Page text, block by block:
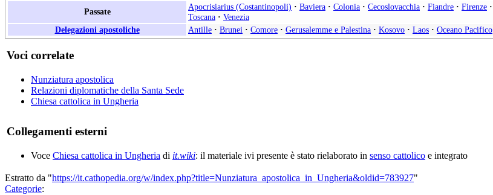
Passate
Apocrisiarius (Costantinopoli) · Baviera · Colonia · Cecoslovacchia · Fiandre · Firenze ·
Toscana · Venezia
Delegazioni apostoliche
Antille · Brunei · Comore · Gerusalemme e Palestina · Kosovo · Laos · Oceano Pacifico
Voci correlate
Nunziatura apostolica
Relazioni diplomatiche della Santa Sede
Chiesa cattolica in Ungheria
Collegamenti esterni
Voce Chiesa cattolica in Ungheria di it.wiki: il materiale ivi presente è stato rielaborato in senso cattolico e integrato
Estratto da "https://it.cathopedia.org/w/index.php?title=Nunziatura_apostolica_in_Ungheria&oldid=783927"
Categorie: